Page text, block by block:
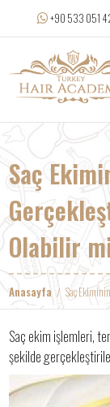
+90 533 051
Saç
Olabilir
Anasayfa Saç
Saç ekim işlemleri,
şekilde